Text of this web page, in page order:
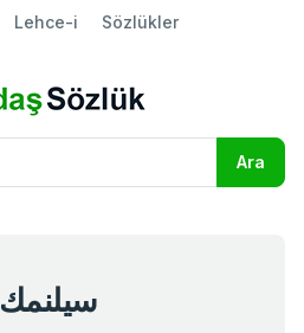
Lehce-i Sözlükler
silinmek ~ سيلنمك